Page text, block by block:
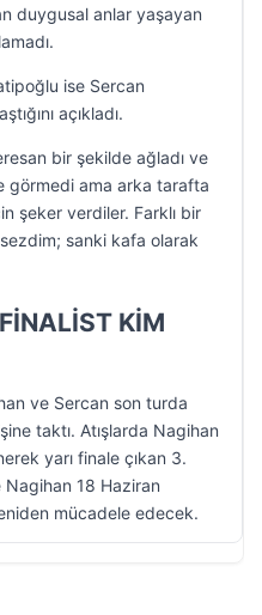
duygusal anlar yaşayan
ise Sercan
açıkladı.
bir şekilde ağladı ve
görmedi ama arka tarafta
şeker verdiler. Farklı bir
sanki kafa olarak
KİM
ve Sercan son turda
taktı. Atışlarda Nagihan
yarı finale çıkan 3.
18 Haziran
mücadele edecek.